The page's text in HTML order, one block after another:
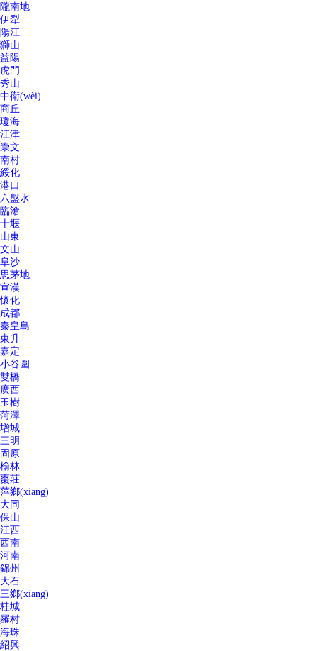
隴南地
伊犁
陽江
獅山
益陽
虎門
秀山
中衛(wèi)
商丘
瓊海
江津
崇文
南村
綏化
港口
六盤水
臨滄
十堰
山東
文山
阜沙
思茅地
宣漢
懷化
成都
秦皇島
東升
嘉定
小谷圍
雙橋
廣西
玉樹
菏澤
增城
三明
固原
榆林
棗莊
萍鄉(xiāng)
大同
保山
江西
西南
河南
錦州
大石
三鄉(xiāng)
桂城
羅村
海珠
紹興